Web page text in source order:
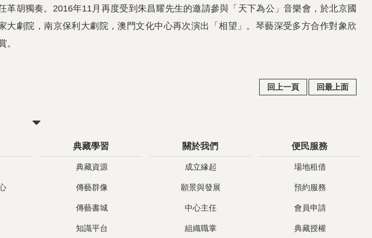
革胡獨奏。2016年11月再度受到朱昌耀先生的邀請參與「天下為公」音樂會，於北京國
大劇院，南京保利大劇院，澳門文化中心再次演出「相望」。琴藝深受多方合作對象欣
。
回上一頁 回最上面
典藏學習
典藏資源
傳藝群像
傳藝書城
知識平台
關於我們
成立緣起
願景與發展
中心主任
組織職掌
便民服務
場地租借
預約服務
會員申請
典藏授權